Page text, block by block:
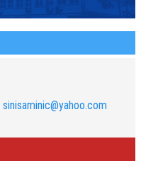
sinisaminic@yahoo.com